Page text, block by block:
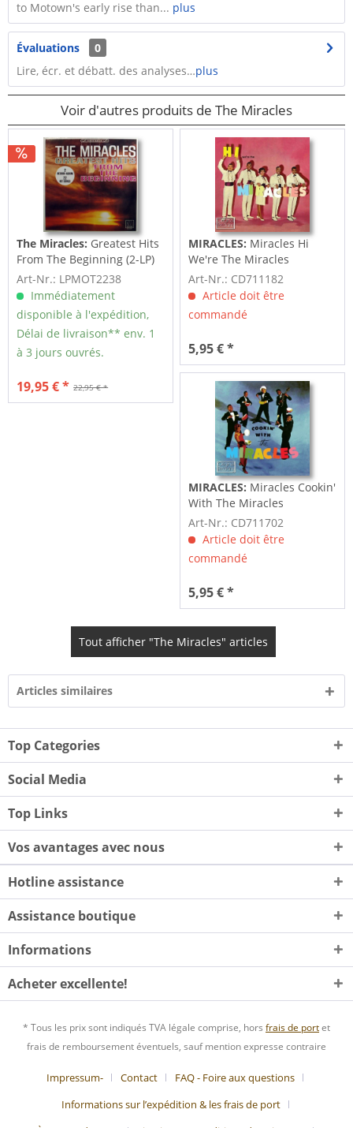
to Motown's early rise than... plus
Évaluations
0
Lire, écr. et débatt. des analyses…plus
Voir d'autres produits de The Miracles
The Miracles: Greatest Hits
From The Beginning (2-LP)
Art-Nr.: LPMOT2238
Immédiatement
disponible à l'expédition,
Délai de livraison** env. 1
à 3 jours ouvrés.
22,95 € *
19,95 € *
MIRACLES: Miracles Hi
We're The Miracles
Art-Nr.: CD711182
Article doit être
commandé
5,95 € *
MIRACLES: Miracles Cookin'
With The Miracles
Art-Nr.: CD711702
Article doit être
commandé
5,95 € *
Tout afficher "The Miracles" articles
Articles similaires
Top Categories
Social Media
Top Links
Vos avantages avec nous
Hotline assistance
Assistance boutique
Informations
Acheter excellente!
* Tous les prix sont indiqués TVA légale comprise, hors frais de portet
frais de remboursement éventuels, sauf mention expresse contraire
Impressum- Contact
FAQ - Foire aux questions
Informations sur l’expédition & les frais de port